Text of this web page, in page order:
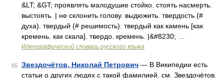
&LT; &GT; проявлять малодушие стойко. стоять насмерть.
выстоять. | не склонить голову. выдюжить. твердость (#
духа). твердый (# решимость). твердый как камень [как
кремень. как скала]. твердо. кремень. |&#8230; …
Идеографический словарь русского языка
55 Звездочётов, Николай Петрович — В Википедии есть
статьи о других людях с такой фамилией, см. Звездочётов.